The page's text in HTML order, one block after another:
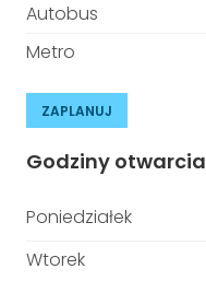
Autobus
Metro
ZAPLANUJ
Godziny otwarcia
Poniedziałek
Wtorek